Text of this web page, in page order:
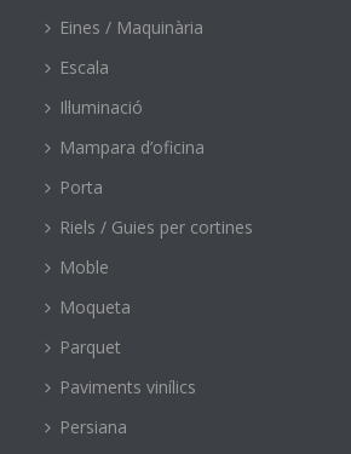
Eines / Maquinària
Escala
Il·luminació
Mampara d’oficina
Porta
Riels / Guies per cortines
Moble
Moqueta
Parquet
Paviments vinílics
Persiana